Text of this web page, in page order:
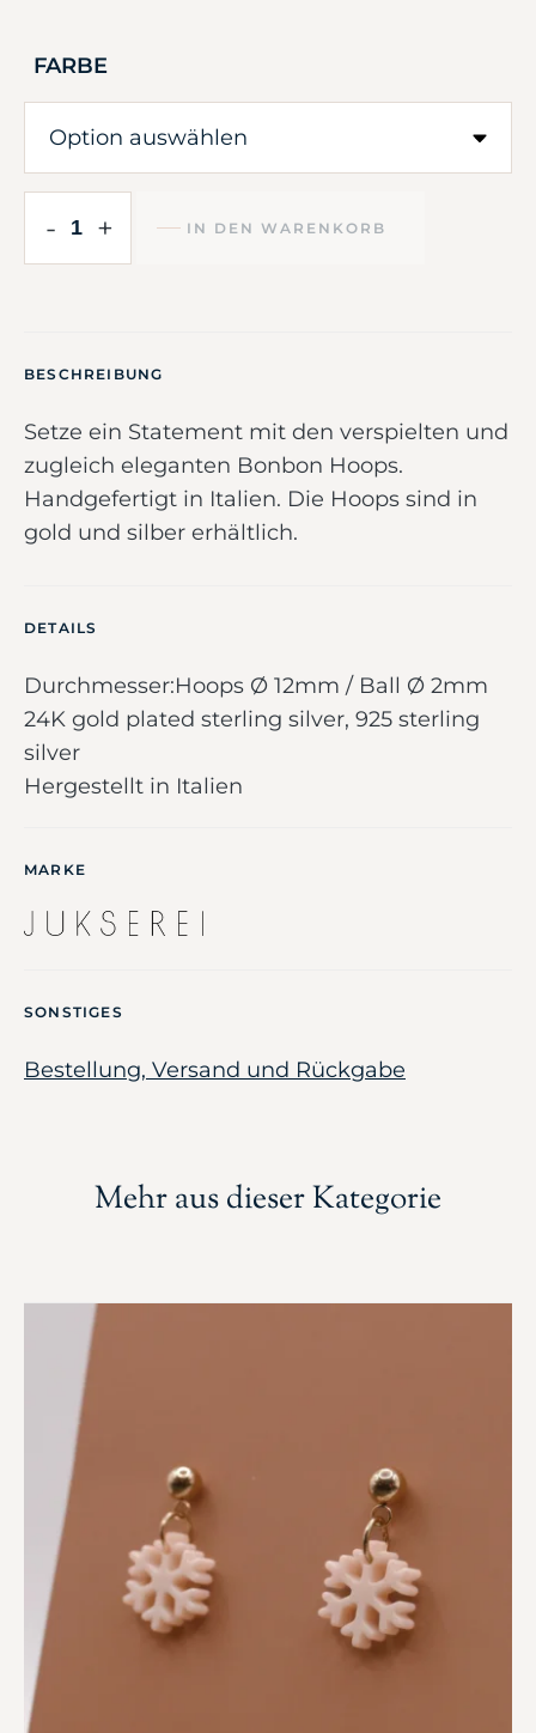
FARBE
- + IN DEN WARENKORB
BESCHREIBUNG
Setze ein Statement mit den verspielten und
zugleich eleganten Bonbon Hoops.
Handgefertigt in Italien. Die Hoops sind in
gold und silber erhältlich.
DETAILS
Durchmesser:Hoops Ø 12mm / Ball Ø 2mm
24K gold plated sterling silver, 925 sterling
silver
Hergestellt in Italien
MARKE
SONSTIGES
Bestellung, Versand und Rückgabe
Mehr aus dieser Kategorie